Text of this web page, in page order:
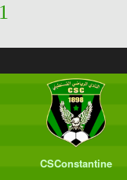
CSConstantine